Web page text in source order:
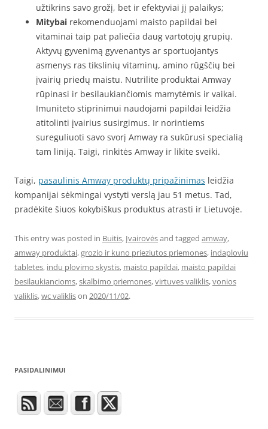
užtikrins savo grožį, bet ir efektyviai jį palaikys;
Mitybai rekomenduojami maisto papildai bei
vitaminai taip pat paliečia daug vartotojų grupių.
Aktyvų gyvenimą gyvenantys ar sportuojantys
asmenys ras tikslinių vitaminų, amino rūgščių bei
įvairių priedų maistu. Nutrilite produktai Amway
rūpinasi ir besilaukiančiomis mamytėmis ir vaikai.
Imuniteto stiprinimui naudojami papildai leidžia
atitolinti įvairius susirgimus. Ir norintiems
sureguliuoti savo svorį Amway ra sukūrusi specialią
tam liniją. Taigi, rinkitės Amway ir likite sveiki.
Taigi, pasaulinis Amway produktų pripažinimas leidžia
kompanijai sėkmingai vystyti verslą jau 51 metus. Tad,
pradėkite šiuos kokybiškus produktus atrasti ir Lietuvoje.
This entry was posted in Buitis, Įvairovėsand tagged amway,
amway produktai,grozio ir kuno prieziutos priemones, indaploviu
tabletes, indu plovimo skystis, maisto papildai, maisto papildai
besilaukiancioms,skalbimo priemones,virtuves valiklis,vonios
valiklis,wc valiklison 2020/11/02.
PASIDALINIMUI